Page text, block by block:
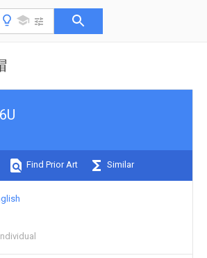
Find Prior Art Similar